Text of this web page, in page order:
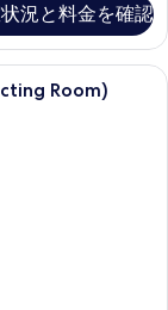
況と料金を確認
ーム ガーデンビュー
Room)